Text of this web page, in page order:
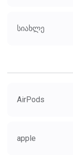
სიახლე
AirPods
apple